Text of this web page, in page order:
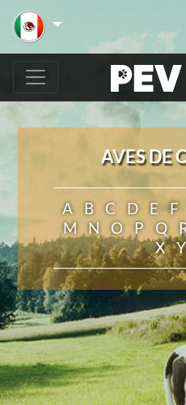
AVES DE
A B C D E F
M
N O P Q
X
Y